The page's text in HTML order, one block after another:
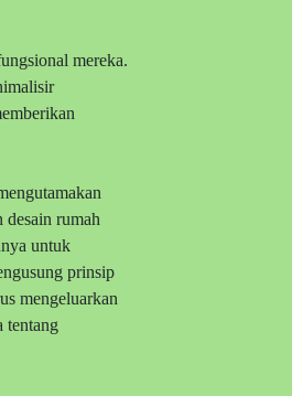
mereka.
desain rumah
untuk
prinsip
mengeluarkan
tentang